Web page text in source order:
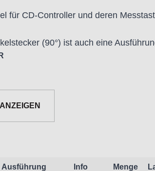
für CD-Controller und deren
(90°) ist auch eine
Ausführung Info Menge